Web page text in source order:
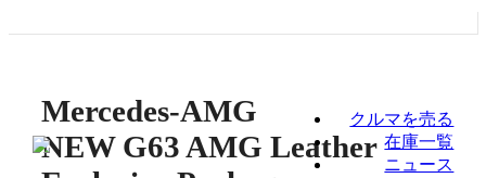
0120-08-5517
クルマを売る
在庫一覧
ニュース
Mercedes-AMG
NEW G63 AMG Leather